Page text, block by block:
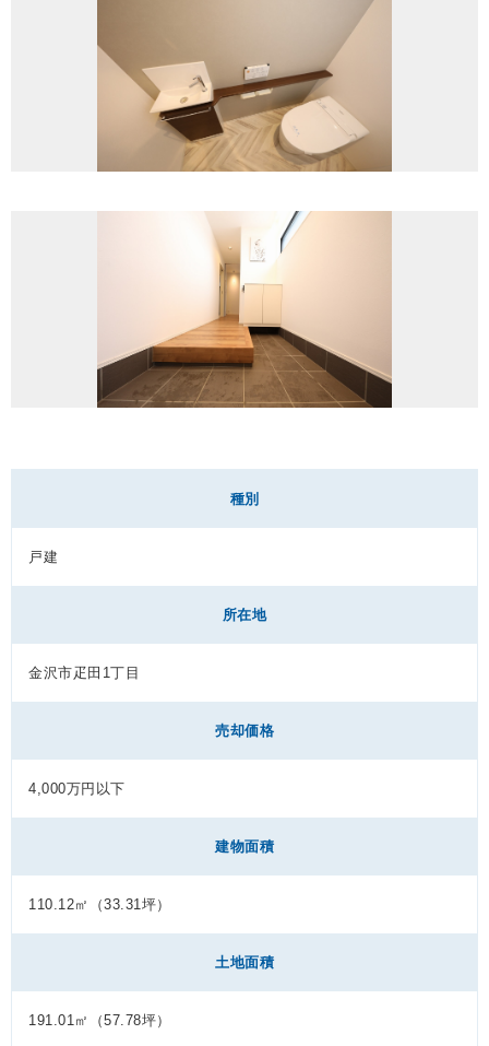
種別
戸建
所在地
金沢市疋田1丁目
売却価格
4,000万円以下
建物面積
110.12㎡（33.31坪）
土地面積
191.01㎡（57.78坪）